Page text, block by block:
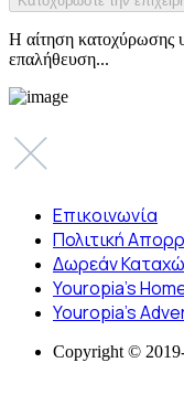
Η αίτηση κατοχύρωσης
επαλήθευση...
Επικοινωνία
Πολιτική
Δωρεάν
Youropia’s
Youropia’s
Copyright ©